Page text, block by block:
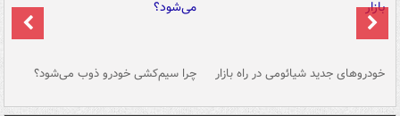
خودروهای جدید شیائومی در راه بازار چرا سیم‌کشی خودرو ذوب می‌شود؟